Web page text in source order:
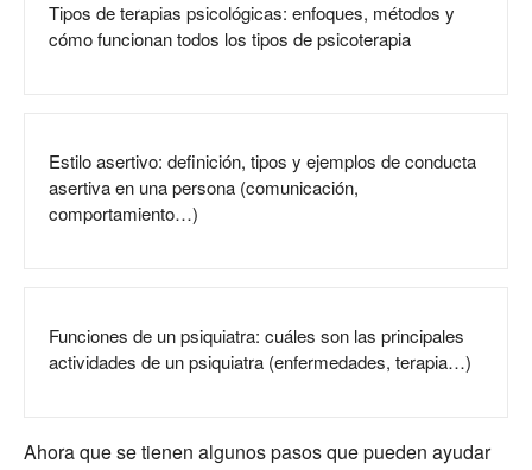
Tipos de terapias psicológicas: enfoques, métodos y
cómo funcionan todos los tipos de psicoterapia
Estilo asertivo: definición, tipos y ejemplos de conducta
asertiva en una persona (comunicación,
comportamiento…)
Funciones de un psiquiatra: cuáles son las principales
actividades de un psiquiatra (enfermedades, terapia…)
Ahora que se tienen algunos pasos que pueden ayudar